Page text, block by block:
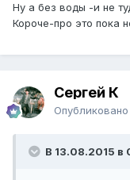
Ну а без воды -и не
Короче-про это пока
Сергей К
Опубликовано
В 13.08.2015 в